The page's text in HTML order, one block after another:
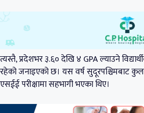
त्यस्तै, प्रदेशभर ३.६० देखि ४ GPA ल्याउने
रहेको जनाइएको छ। यस वर्ष सुदूरपश्चिमबाट कुल
एसईई परीक्षामा सहभागी भएका थिए।